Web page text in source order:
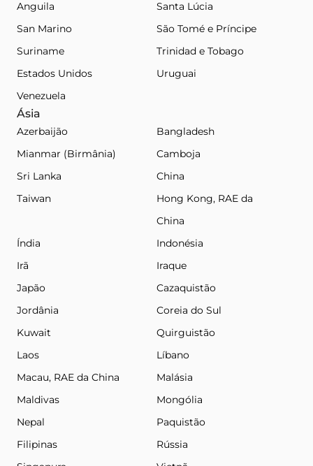
Anguila
Santa Lúcia
San Marino
São Tomé e Príncipe
Suriname
Trinidad e Tobago
Estados Unidos
Uruguai
Venezuela
Ásia
Azerbaijão
Bangladesh
Mianmar (Birmânia)
Camboja
Sri Lanka
China
Taiwan
Hong Kong, RAE da
China
Índia
Indonésia
Irã
Iraque
Japão
Cazaquistão
Jordânia
Coreia do Sul
Kuwait
Quirguistão
Laos
Líbano
Macau, RAE da China
Malásia
Maldivas
Mongólia
Nepal
Paquistão
Filipinas
Rússia